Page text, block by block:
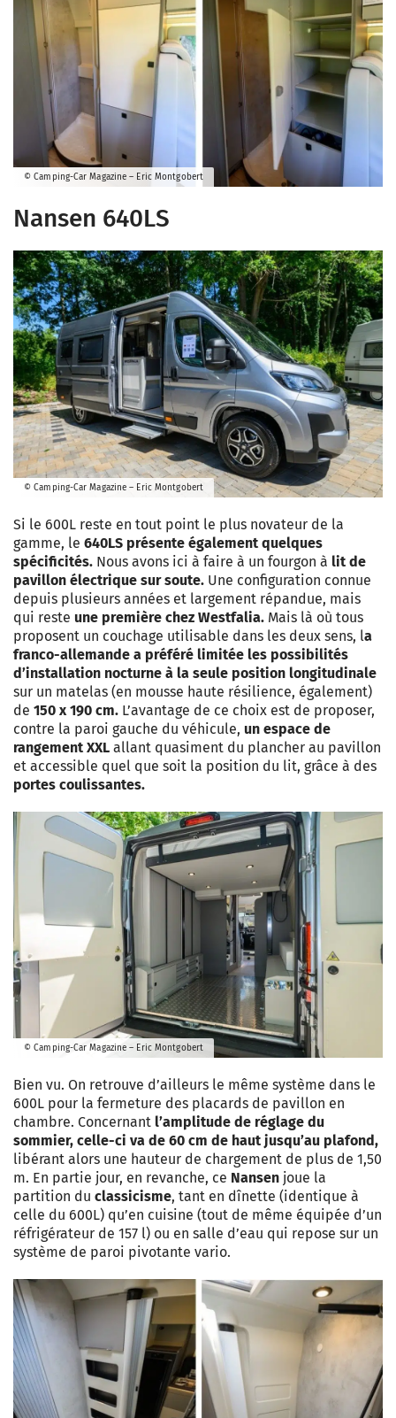
© Camping-Car Magazine – Eric Montgobert
Nansen 640LS
© Camping-Car Magazine – Eric Montgobert
Si le 600L reste en tout point le plus novateur de la
gamme, le 640LS présente également quelques
spécificités. Nous avons ici à faire à un fourgon à lit de
pavillon électrique sur soute. Une configuration connue
depuis plusieurs années et largement répandue, mais
qui reste une première chez Westfalia. Mais là où tous
proposent un couchage utilisable dans les deux sens, la
franco-allemande a préféré limitée les possibilités
d’installation nocturne à la seule position longitudinale
sur un matelas (en mousse haute résilience, également)
de 150 x 190 cm. L’avantage de ce choix est de proposer,
contre la paroi gauche du véhicule, un espace de
rangement XXL allant quasiment du plancher au pavillon
et accessible quel que soit la position du lit, grâce à des
portes coulissantes.
© Camping-Car Magazine – Eric Montgobert
Bien vu. On retrouve d’ailleurs le même système dans le
600L pour la fermeture des placards de pavillon en
chambre. Concernant l’amplitude de réglage du
sommier, celle-ci va de 60 cm de haut jusqu’au plafond,
libérant alors une hauteur de chargement de plus de 1,50
m. En partie jour, en revanche, ce Nansen joue la
partition du classicisme, tant en dînette (identique à
celle du 600L) qu’en cuisine (tout de même équipée d’un
réfrigérateur de 157 l) ou en salle d’eau qui repose sur un
système de paroi pivotante vario.